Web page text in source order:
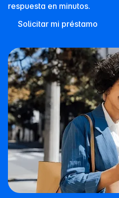
respuesta en minutos.
Solicitar mi préstamo